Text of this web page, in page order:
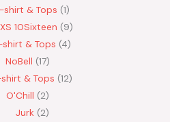
shirt & Tops 1
10Sixteen
9
shirt & Tops 4
NoBell 17
& Tops 12
O'Chill 2
Jurk 2